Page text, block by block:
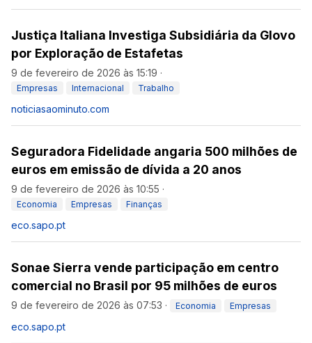
Justiça Italiana Investiga Subsidiária da Glovo
por Exploração de Estafetas
9 de fevereiro de 2026 às 15:19 ·
Empresas Internacional Trabalho
noticiasaominuto.com
Seguradora Fidelidade angaria 500 milhões de
euros em emissão de dívida a 20 anos
9 de fevereiro de 2026 às 10:55 ·
Economia Empresas Finanças
eco.sapo.pt
Sonae Sierra vende participação em centro
comercial no Brasil por 95 milhões de euros
9 de fevereiro de 2026 às 07:53 · Economia Empresas
eco.sapo.pt